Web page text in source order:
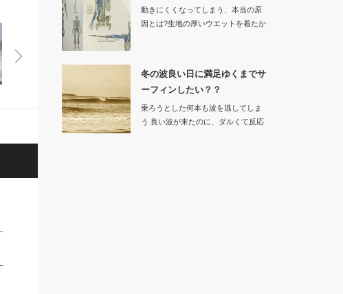
動きにくくなってしまう、本当の原
因とは?生地の厚いウエットを着たか
冬の波良い日に満足ゆくまでサ
ーフィンしたい？？
乗ろうとした何本も波を逃してしま
う 良い波が来たのに、ダルくて反応